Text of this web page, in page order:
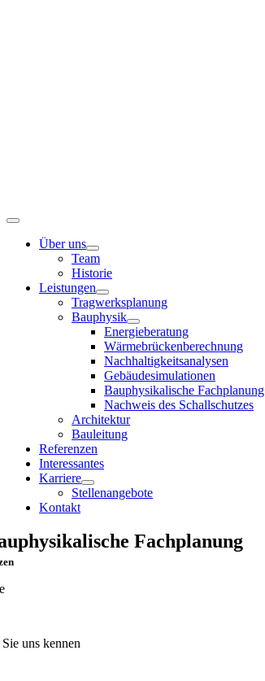
Toggle
NavigationÜber uns
Team
Historie
Leistungen
Tragwerksplanung
Bauphysik
Energieberatung
Wärmebrückenberechnung
Nachhaltigkeitsanalysen
Gebäudesimulationen
Bauphysikalische Fachplanung
Nachweis des Schallschutzes
Architektur
Bauleitung
Referenzen
Interessantes
Karriere
Stellenangebote
Kontakt
Fachplanung
uns kennen